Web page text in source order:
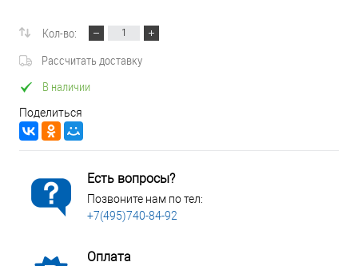
Кол-во:
Рассчитать доставку
В наличии
Поделиться
Есть вопросы?
Позвоните нам по тел:
+7(495)740-84-92
Оплата